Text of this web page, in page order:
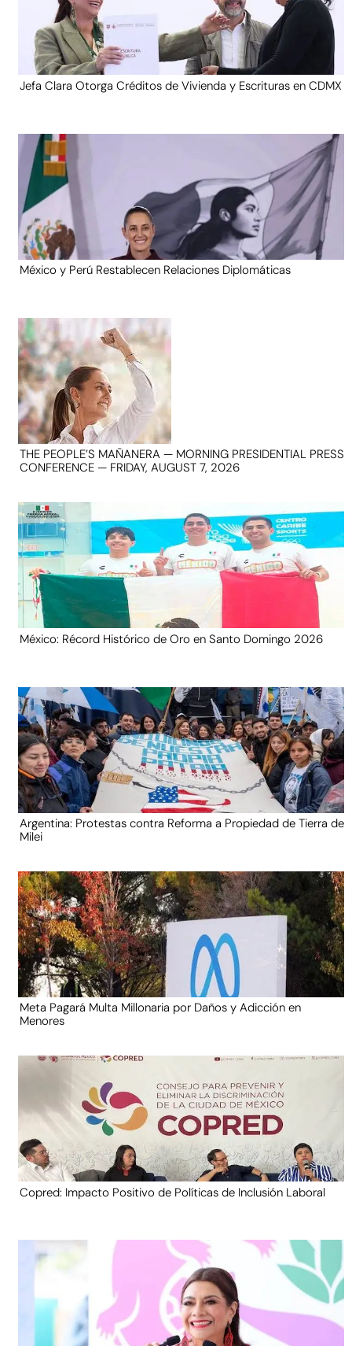
Jefa Clara Otorga Créditos de Vivienda y Escrituras en CDMX
México y Perú Restablecen Relaciones Diplomáticas
THE PEOPLE’S MAÑANERA — MORNING PRESIDENTIAL PRESS
CONFERENCE — FRIDAY, AUGUST 7, 2026
México: Récord Histórico de Oro en Santo Domingo 2026
Argentina: Protestas contra Reforma a Propiedad de Tierra de
Milei
Meta Pagará Multa Millonaria por Daños y Adicción en
Menores
Copred: Impacto Positivo de Políticas de Inclusión Laboral